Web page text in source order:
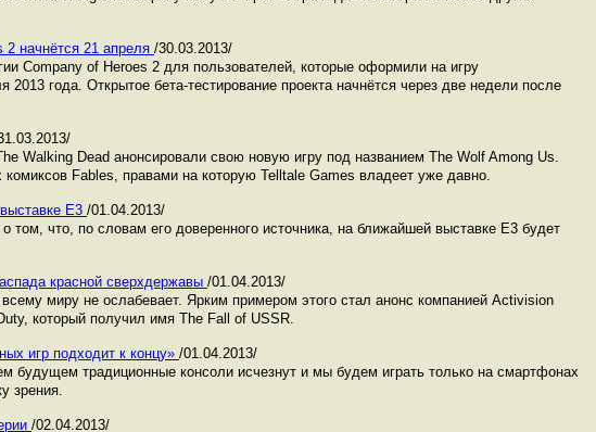
2 начнётся 21 апреля /30.03.2013/
Company of Heroes 2 для пользователей, которые оформили на игру
2013 года. Открытое бета-тестирование проекта начнётся через две недели после
Walking Dead анонсировали свою новую игру под названием The Wolf Among Us.
комиксов Fables, правами на которую Telltale Games владеет уже давно.
Е3 /01.04.2013/
том, что, по словам его доверенного источника, на ближайшей выставке Е3 будет
красной сверхдержавы /01.04.2013/
миру не ослабевает. Ярким примером этого стал анонс компанией Activision
который получил имя The Fall of USSR.
игр подходит к концу» /01.04.2013/
будущем традиционные консоли исчезнут и мы будем играть только на смартфонах
зрения.
/02.04.2013/